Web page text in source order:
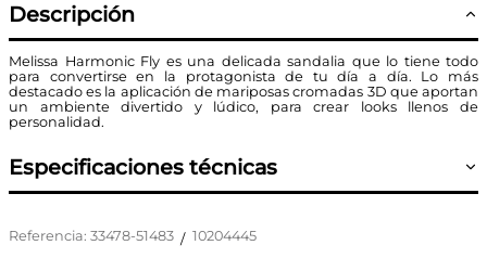
Descripción
Melissa Harmonic Fly es una delicada sandalia que lo tiene todo
para convertirse en la protagonista de tu día a día. Lo más
destacado es la aplicación de mariposas cromadas 3D que aportan
un ambiente divertido y lúdico, para crear looks llenos de
personalidad.
Especificaciones técnicas
Referencia: 33478-51483 / 10204445